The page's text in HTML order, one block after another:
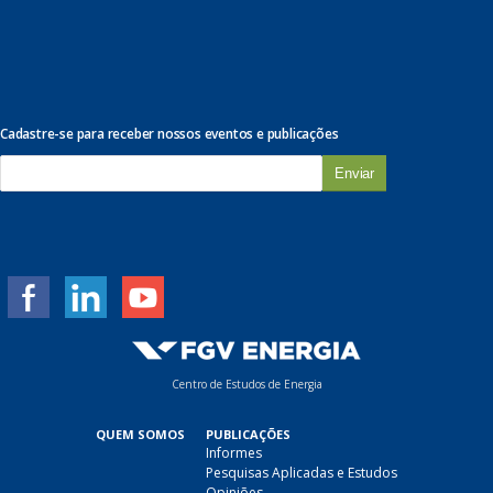
Cadastre-se para receber nossos eventos e publicações
m
Centro de Estudos de Energia
QUEM SOMOS PUBLICAÇÕES
Informes
Pesquisas Aplicadas e Estudos